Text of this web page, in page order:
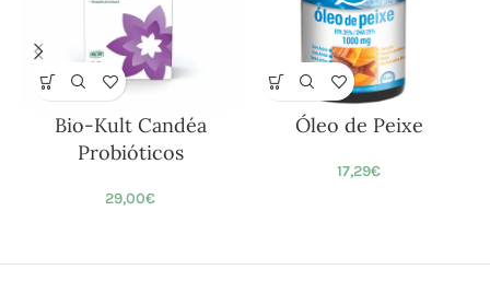
Bio-Kult Candéa
Probióticos
29,00€
Óleo de Peixe
17,29€